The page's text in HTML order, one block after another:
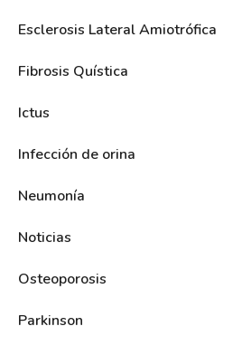
Esclerosis Lateral Amiotrófica
Fibrosis Quística
Ictus
Infección de orina
Neumonía
Noticias
Osteoporosis
Parkinson